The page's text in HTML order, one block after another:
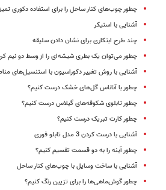
چطور چوب‌های کنار ساحل را برای استفاده دکوری
آشنایی با استیکر
چند طرح ابتکاری برای نشان دادن سلیقه
چطور می‌توان یک بطری شیشه‌ای را از وسط دو نیم
آشنایی با روش تغییر دکوراسیون با استنسیل‌های
چطور با آناناس گل‌های خشک درست کنیم؟
چطور تابلوی شکوفه‌های گیلاس درست کنیم؟
چطور کارت تبریک درست کنیم؟
آشنایی با درست کردن 3 مدل تابلو فوری
چطور آینه را به دو قسمت تقسیم کنیم؟
‌آشنایی با ساخت وسایل با چوب‌های کنار ساحل
چطور گوش‌ماهی‌ها را برای تزیین رنگ کنیم؟